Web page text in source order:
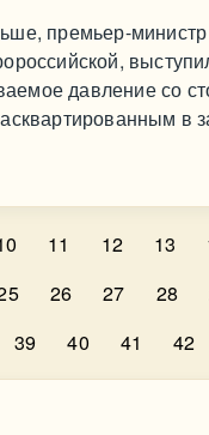
премьер-
давление со
в
11 12 13
26 27 28
39 40 41 42